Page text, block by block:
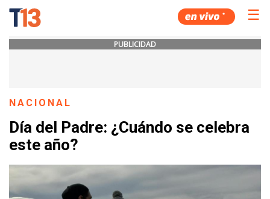
☰
PUBLICIDAD
NACIONAL
Día del Padre: ¿Cuándo se celebra
este año?